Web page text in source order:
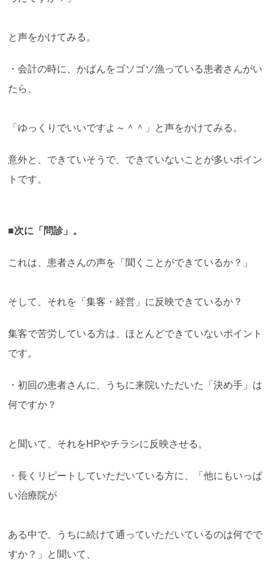
と声をかけてみる。
・会計の時に、かばんをゴソゴソ漁っている患者さんがい
たら、
「ゆっくりでいいですよ～＾＾」と声をかけてみる。
意外と、できていそうで、できていないことが多いポイン
トです。
■次に「問診」。
これは、患者さんの声を「聞くことができているか？」
そして、それを「集客・経営」に反映できているか？
集客で苦労している方は、ほとんどできていないポイント
です。
・初回の患者さんに、うちに来院いただいた「決め手」は
何ですか？
と聞いて、それをHPやチラシに反映させる。
・長くリピートしていただいている方に、「他にもいっぱ
い治療院が
ある中で、うちに続けて通っていただいているのは何でで
すか？」と聞いて、